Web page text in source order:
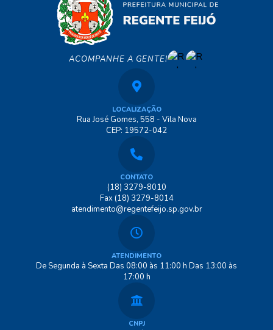
ACOMPANHE A GENTE!
LOCALIZAÇÃO
Rua José Gomes, 558 - Vila Nova
CEP: 19572-042
CONTATO
(18) 3279-8010
Fax (18) 3279-8014
atendimento@regentefeijo.sp.gov.br
ATENDIMENTO
De Segunda à Sexta Das 08:00 às 11:00 h Das 13:00 às
17:00 h
CNPJ